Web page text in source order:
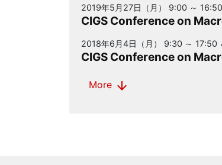
2019年5月27日（月） 9:00 ～
CIGS Conference on
2018年6月4日（月） 9:30 ～ 17:50
CIGS Conference on
More arrow_downward